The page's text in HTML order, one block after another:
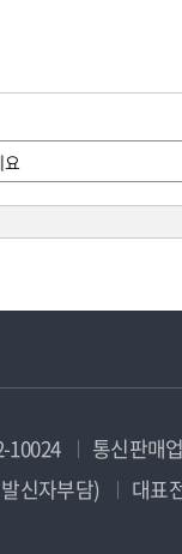
10024
통신판매
신자부담)
대표